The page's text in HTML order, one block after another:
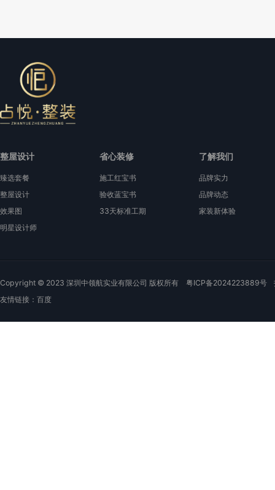
整屋设计
臻选套餐
整屋设计
效果图
明星设计师
省心装修
施工红宝书
验收蓝宝书
33天标准工期
了解我们
品牌实力
品牌动态
家装新体验
Copyright © 2023 深圳中领航实业有限公司 版权所有 粤ICP备2024223889号
友情链接： 百度